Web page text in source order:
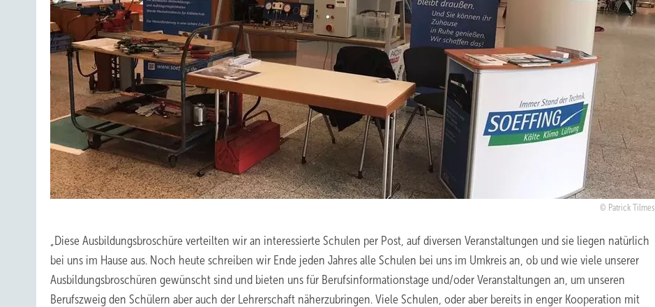
Patrick Tilmes
„Diese Ausbildungsbroschüre verteilten wir an interessierte Schulen per Post, auf diversen Veranstaltungen und sie liegen natürlich
bei uns im Hause aus. Noch heute schreiben wir Ende jeden Jahres alle Schulen bei uns im Umkreis an, ob und wie viele unserer
Ausbildungsbroschüren gewünscht sind und bieten uns für Berufsinformationstage und/oder Veranstaltungen an, um unseren
Berufszweig den Schülern aber auch der Lehrerschaft näherzubringen. Viele Schulen, oder aber bereits in enger Kooperation mit